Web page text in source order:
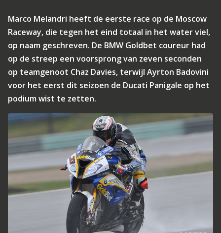
Marco Melandri heeft de eerste race op de Moscow
Raceway, die tegen het eind totaal in het water viel,
op naam geschreven. De BMW Goldbet coureur had
op de streep een voorsprong van zeven seconden
op teamgenoot Chaz Davies, terwijl Ayrton Badovini
voor het eerst dit seizoen de Ducati Panigale op het
podium wist te zetten.